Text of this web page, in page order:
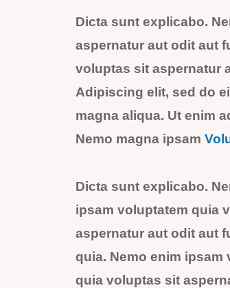
Dicta sunt explicabo.
aspernatur aut odit aut
voluptas sit aspernatur
Adipiscing elit, sed do
magna aliqua. Ut enim
Nemo magna ipsam
Dicta sunt explicabo.
ipsam voluptatem quia
aspernatur aut odit aut
quia. Nemo enim ipsam
quia voluptas sit